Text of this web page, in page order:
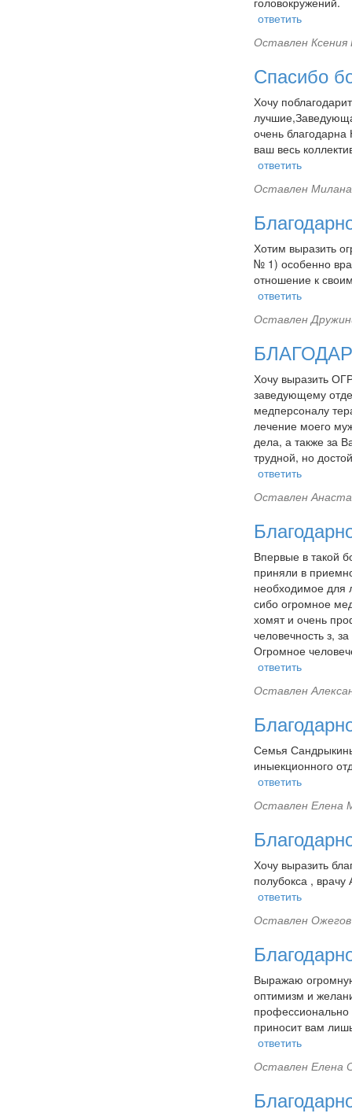
ответить
Оставлен Ксения
Спасибо
Хочу
очень
ваш весь
ответить
Оставлен
Хотим выразить
№ 1) особенно
отношение к
ответить
Оставлен
Хочу выразить
заведующему
медперсоналу
лечение моего
дела, а также за
трудной, но
ответить
Оставлен
Впервые в такой
приняли в
необходимое для
сибо огромное
хомят и очень
человечность з,
Огромное
ответить
Оставлен
Семья
иныекционного
ответить
Оставлен Елена
Хочу выразить
полубокса ,
ответить
Оставлен
Выражаю
оптимизм и
приносит вам
ответить
Оставлен Елена